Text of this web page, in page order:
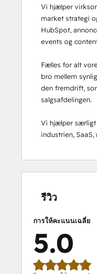
Vi hjælper
market strategi
HubSpot,
events og
Fælles for alt
bro mellem
den fremdrift,
salgsafdelingen.
Vi hjælper
industrien,
รีวิว
การให้คะแนนเฉลี่ย
5.0
0%
0%
0%
0%